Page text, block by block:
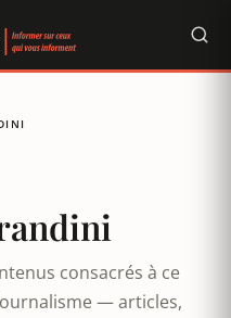
consacrés à ce
— articles,